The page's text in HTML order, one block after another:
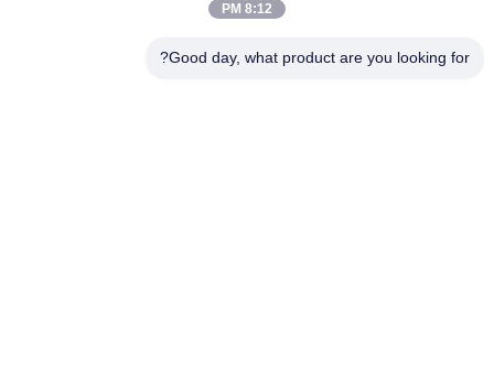
8:12 PM
Good day, what product are you looking for?